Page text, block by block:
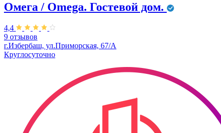
Омега / Omega. Гостевой дом.
4,4
9 отзывов
г.Избербаш, ул.Приморская, 67/А
Круглосуточно